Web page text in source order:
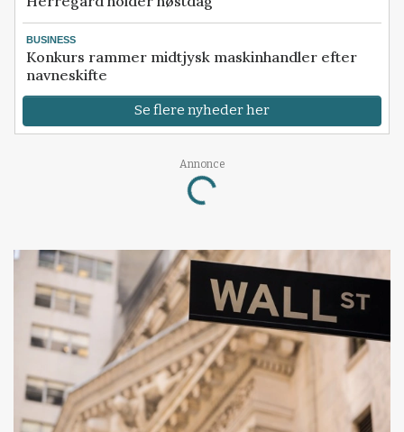
BUSINESS
Konkurs rammer midtjysk maskinhandler efter
navneskifte
Se flere nyheder her
Annonce
Loading...